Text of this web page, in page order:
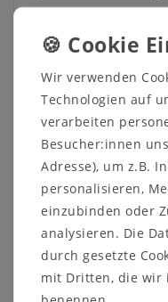
allgemeingültigen
Lassen Sie
niemals ohne
die Oberfläche der
heiß werden kann!
Angaben zur
Wir verwenden
Technologien auf
verarbeiten
Besucher:innen
Adresse), um z.B.
personalisieren,
einzubinden oder
analysieren. Die
durch gesetzte
mit Dritten, die wir